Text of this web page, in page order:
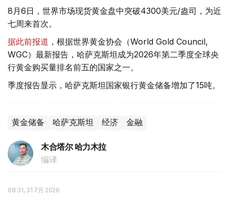
8月6日，世界市场现货黄金盘中突破4300美元/盎司，为近
七周来首次。
据此前报道 ，根据世界黄金协会（World Gold Council,
WGC）最新报告，哈萨克斯坦成为2026年第二季度全球央
行黄金购买量排名前五的国家之一。
季度报告显示，哈萨克斯坦国家银行黄金储备增加了15吨。
黄金储备 哈萨克斯坦 经济 金融
木合塔尔 哈力木拉
编译
08:31, 31 7月 2026